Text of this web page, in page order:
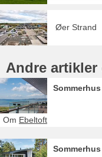
Øer Strand
Andre
Om Ebeltoft